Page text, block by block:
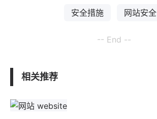
安全措施 网站安全
-- End --
相关推荐